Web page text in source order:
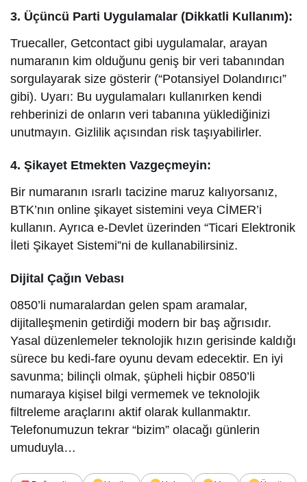
3. Üçüncü Parti Uygulamalar (Dikkatli Kullanım):
Truecaller, Getcontact gibi uygulamalar, arayan
numaranın kim olduğunu geniş bir veri tabanından
sorgulayarak size gösterir (“Potansiyel Dolandırıcı”
gibi). Uyarı: Bu uygulamaları kullanırken kendi
rehberinizi de onların veri tabanına yüklediğinizi
unutmayın. Gizlilik açısından risk taşıyabilirler.
4. Şikayet Etmekten Vazgeçmeyin:
Bir numaranın ısrarlı tacizine maruz kalıyorsanız,
BTK’nın online şikayet sistemini veya CİMER’i
kullanın. Ayrıca e-Devlet üzerinden “Ticari Elektronik
İleti Şikayet Sistemi”ni de kullanabilirsiniz.
Dijital Çağın Vebası
0850’li numaralardan gelen spam aramalar,
dijitalleşmenin getirdiği modern bir baş ağrısıdır.
Yasal düzenlemeler teknolojik hızın gerisinde kaldığı
sürece bu kedi-fare oyunu devam edecektir. En iyi
savunma; bilinçli olmak, şüpheli hiçbir 0850’li
numaraya kişisel bilgi vermemek ve teknolojik
filtreleme araçlarını aktif olarak kullanmaktır.
Telefonumuzun tekrar “bizim” olacağı günlerin
umuduyla…